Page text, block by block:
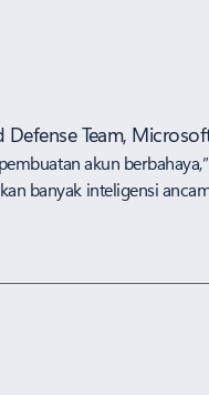
Team,
akun
banyak inteligensi